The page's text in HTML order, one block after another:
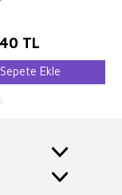
TL
Sepete Ekle